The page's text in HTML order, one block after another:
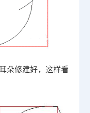
朵修建好，这样看